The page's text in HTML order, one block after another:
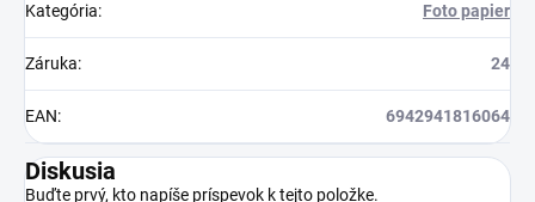
Kategória: Foto papier
Záruka: 24
EAN: 6942941816064
Diskusia
Buďte prvý, kto napíše príspevok k tejto položke.